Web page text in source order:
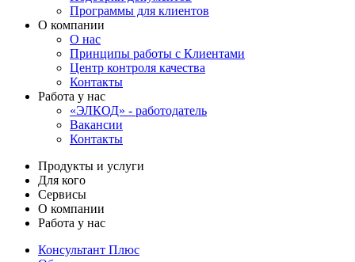
Программы для клиентов
О компании
О нас
Принципы работы с Клиентами
Центр контроля качества
Контакты
Работа у нас
«ЭЛКОД» - работодатель
Вакансии
Контакты
Продукты и услуги
Для кого
Сервисы
О компании
Работа у нас
Консультант Плюс